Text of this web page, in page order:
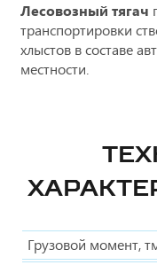
Лесовозный тягач
транспортировки
хлыстов в составе
местности.
Грузовой момент,